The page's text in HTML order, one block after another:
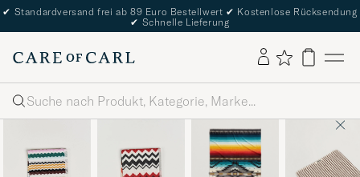
✔ Standardversand frei ab 89 Euro Bestellwert ✔ Kostenlose Rücksendung
✔ Schnelle Lieferung
Suche